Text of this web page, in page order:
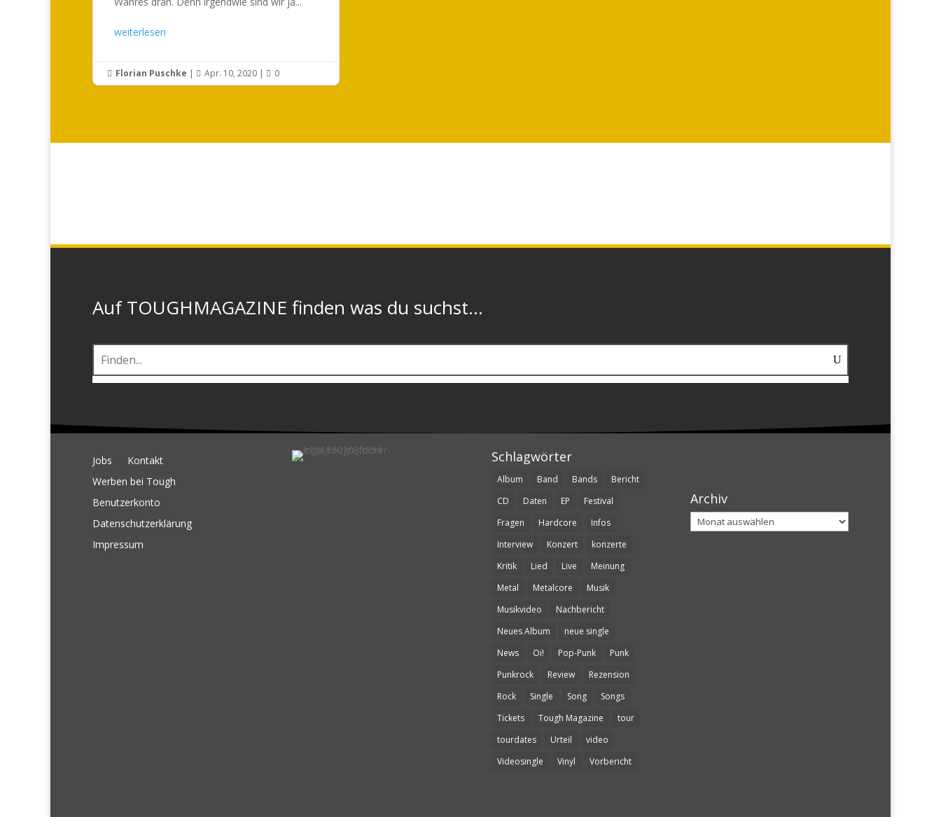
weiterlesen
 Florian Puschke |  Apr. 10, 2020 |  0
Auf TOUGHMAGAZINE finden was du suchst...
Jobs
Kontakt
Werben bei Tough
Benutzerkonto
Datenschutzerklärung
Impressum
Schlagwörter
Album Band Bands
Bericht
CD
Daten EP
Festival
Fragen
Hardcore
Infos
Interview
Konzert
konzerte
Kritik
Lied Live
Meinung
Metal
Metalcore
Musik
Musikvideo
Nachbericht
Neues Album
neue single
News
Oi! Pop-Punk
Punk
Punkrock
Review
Rezension
Rock
Single Song
Songs
Tickets
Tough Magazine
tour
tourdates
Urteil
video
Videosingle
Vinyl Vorbericht
Archiv
Archiv